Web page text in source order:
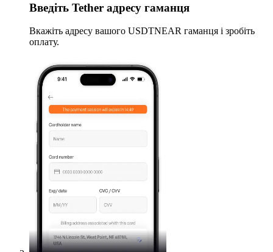
Введіть Tether адресу гаманця
Вкажіть адресу вашого USDTNEAR гаманця і зробіть
оплату.